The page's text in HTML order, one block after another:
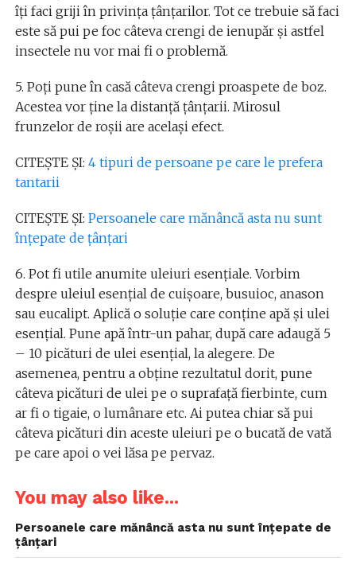
îți faci griji în privința țânțarilor. Tot ce trebuie să faci
este să pui pe foc câteva crengi de ienupăr și astfel
insectele nu vor mai fi o problemă.
5. Poți pune în casă câteva crengi proaspete de boz.
Acestea vor ține la distanță țânțarii. Mirosul
frunzelor de roșii are același efect.
CITEȘTE ȘI: 4 tipuri de persoane pe care le prefera
tantarii
CITEȘTE ȘI: Persoanele care mănâncă asta nu sunt
înțepate de țânțari
6. Pot fi utile anumite uleiuri esențiale. Vorbim
despre uleiul esențial de cuișoare, busuioc, anason
sau eucalipt. Aplică o soluție care conține apă și ulei
esențial. Pune apă într-un pahar, după care adaugă 5
– 10 picături de ulei esențial, la alegere. De
asemenea, pentru a obține rezultatul dorit, pune
câteva picături de ulei pe o suprafață fierbinte, cum
ar fi o tigaie, o lumânare etc. Ai putea chiar să pui
câteva picături din aceste uleiuri pe o bucată de vată
pe care apoi o vei lăsa pe pervaz.
You may also like...
Persoanele care mănâncă asta nu sunt înțepate de
țânțari